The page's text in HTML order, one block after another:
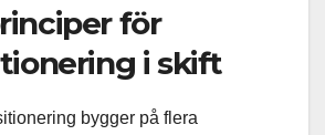
för
i skift
bygger på flera